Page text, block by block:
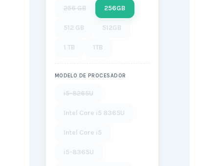
256 GB 256GB
512 GB 512GB
1 TB 1TB
MODELO DE PROCESADOR
i5-8265U
Intel Core i5 8365U
Intel Core i5
i5-8365U